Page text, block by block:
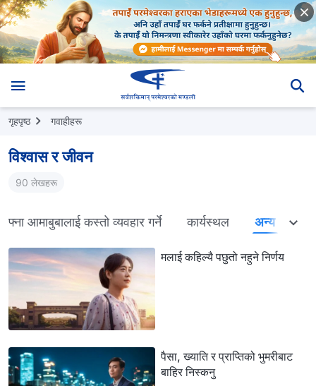
गृहपृष्ठ गवाहीहरू
विश्‍वास र जीवन
90 लेखहरू
आमाबुबालाई कस्तो व्यवहार गर्ने कार्यस्थल अन्य
मलाई कहिल्यै पछुतो नहुने निर्णय
पैसा, ख्याति र प्राप्तिको भुमरीबाट
बाहिर निस्कनु